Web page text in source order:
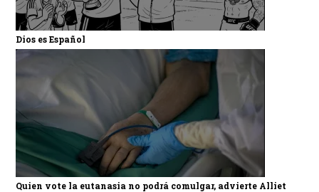
Dios es Español
Quien vote la eutanasia no podrá comulgar, advierte Alliet